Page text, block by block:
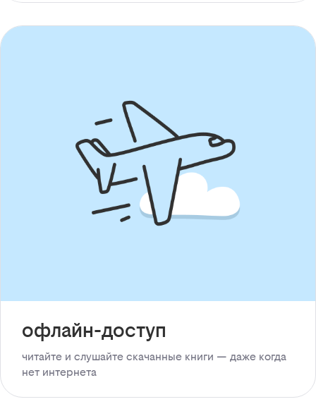
офлайн-доступ
читайте и слушайте скачанные книги — даже когда
нет интернета